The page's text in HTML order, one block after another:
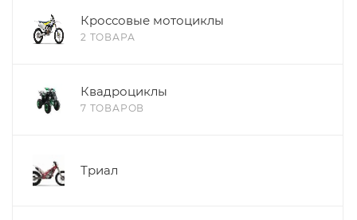
Кроссовые мотоциклы
2 ТОВАРА
Квадроциклы
7 ТОВАРОВ
Триал